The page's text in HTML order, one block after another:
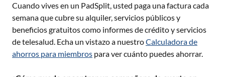
Cuando vives en un PadSplit, usted paga una factura cada
semana que cubre su alquiler, servicios públicos y
beneficios gratuitos como informes de crédito y servicios
de telesalud. Echa un vistazo a nuestroCalculadora de
ahorros para miembros para ver cuánto puedes ahorrar.